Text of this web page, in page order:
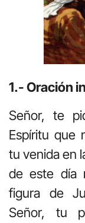
1.- Oración
Señor, te
Espíritu que
tu venida en
de este día
figura de
Señor, tu